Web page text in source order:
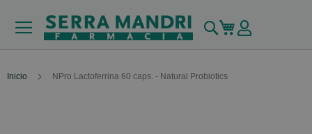
Buscar
Mi carrito
Inicio NPro Lactoferrina 60 caps. - Natural Probiotics